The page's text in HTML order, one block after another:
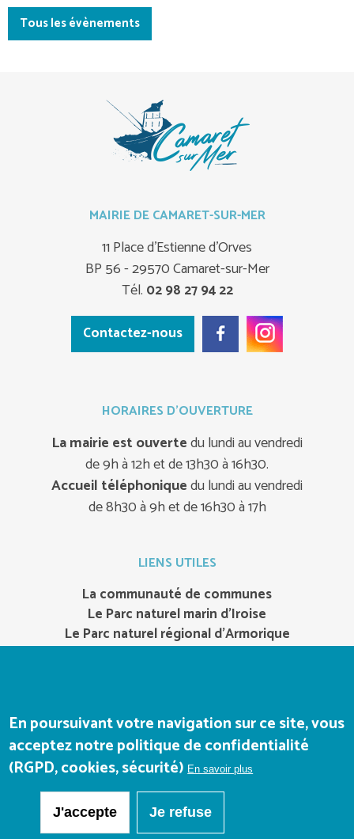
Tous les évènements
MAIRIE DE CAMARET-SUR-MER
11 Place d'Estienne d'Orves
BP 56 - 29570 Camaret-sur-Mer
Tél. 02 98 27 94 22
Contactez-nous
HORAIRES D'OUVERTURE
La mairie est ouvertedu lundi au vendredi
de 9h à 12h et de 13h30 à 16h30.
Accueil téléphoniquedu lundi au vendredi
de 8h30 à 9h et de 16h30 à 17h
LIENS UTILES
La communauté de communes
Le Parc naturel marin d’Iroise
Le Parc naturel régional d’Armorique
En poursuivant votre navigation sur ce site, vous
acceptez notre politique de confidentialité
(RGPD, cookies, sécurité) En savoir plus
J'accepte Je refuse